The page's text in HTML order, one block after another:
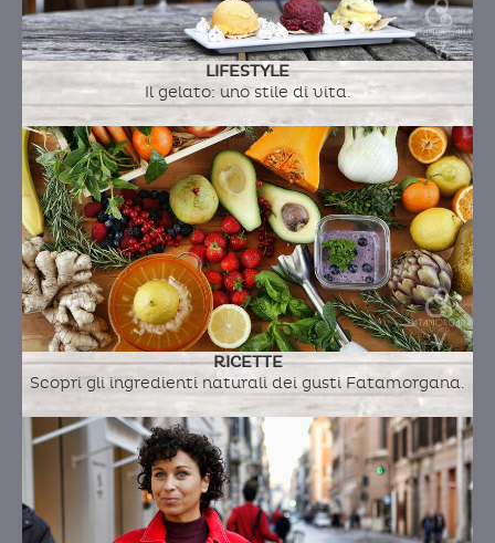
PIEROGI RUSKIE
Ingredienti:latte fresco intero a.q., ricotta di
pecora, zucchero, panna fresca, patate, cipolla
rossa, vino rosso, burro, zucchero a velo, sale
maldon
RICOTTA ,AMARENE & NOCCIOLE
PRALINATE
latte fresco intero a.q., ricotta di
pecora, panna fresca, amarena, nocciola
pralinata
LIFESTYLE
Il gelato: uno stile di vita.
RICETTE
Scopri gli ingredienti naturali dei gusti Fatamorgana.